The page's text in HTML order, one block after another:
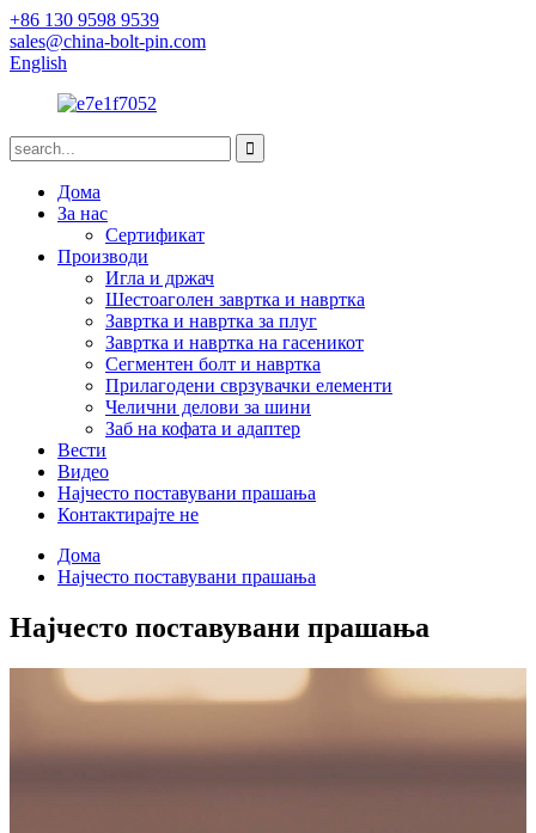
+86 130 9598 9539
sales@china-bolt-pin.com
English
Дома
За нас
Сертификат
Производи
Игла и држач
Шестоаголен завртка и навртка
Завртка и навртка за плуг
Завртка и навртка на гасеникот
Сегментен болт и навртка
Прилагодени сврзувачки елементи
Челични делови за шини
Заб на кофата и адаптер
Вести
Видео
Најчесто поставувани прашања
Контактирајте не
Дома
Најчесто поставувани прашања
Најчесто поставувани прашања